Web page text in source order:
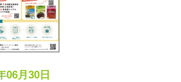
06月30日